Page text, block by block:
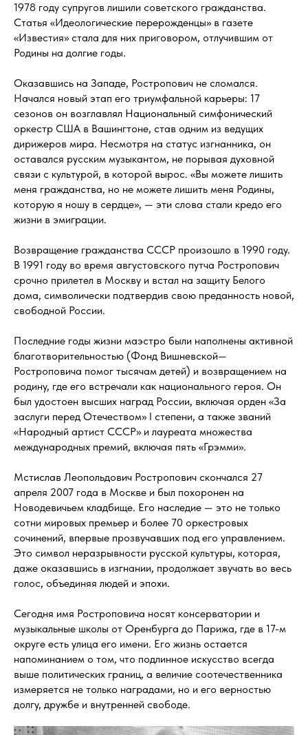
1978 году супругов лишили советского гражданства.
Статья «Идеологические перерожденцы» в газете
«Известия» стала для них приговором, отлучившим от
Родины на долгие годы.
Оказавшись на Западе, Ростропович не сломался.
Начался новый этап его триумфальной карьеры: 17
сезонов он возглавлял Национальный симфонический
оркестр США в Вашингтоне, став одним из ведущих
дирижеров мира. Несмотря на статус изгнанника, он
оставался русским музыкантом, не порывая духовной
связи с культурой, в которой вырос. «Вы можете лишить
меня гражданства, но не можете лишить меня Родины,
которую я ношу в сердце», — эти слова стали кредо его
жизни в эмиграции.
Возвращение гражданства СССР произошло в 1990 году.
В 1991 году во время августовского путча Ростропович
срочно прилетел в Москву и встал на защиту Белого
дома, символически подтвердив свою преданность новой,
свободной России.
Последние годы жизни маэстро были наполнены активной
благотворительностью (Фонд Вишневской—
Ростроповича помог тысячам детей) и возвращением на
родину, где его встречали как национального героя. Он
был удостоен высших наград России, включая орден «За
заслуги перед Отечеством» I степени, а также званий
«Народный артист СССР» и лауреата множества
международных премий, включая пять «Грэмми».
Мстислав Леопольдович Ростропович скончался 27
апреля 2007 года в Москве и был похоронен на
Новодевичьем кладбище. Его наследие — это не только
сотни мировых премьер и более 70 оркестровых
сочинений, впервые прозвучавших под его управлением.
Это символ неразрывности русской культуры, которая,
даже оказавшись в изгнании, продолжает звучать во весь
голос, объединяя людей и эпохи.
Сегодня имя Ростроповича носят консерватории и
музыкальные школы от Оренбурга до Парижа, где в 17-м
округе есть улица его имени. Его жизнь остается
напоминанием о том, что подлинное искусство всегда
выше политических границ, а величие соотечественника
измеряется не только наградами, но и его верностью
долгу, дружбе и внутренней свободе.